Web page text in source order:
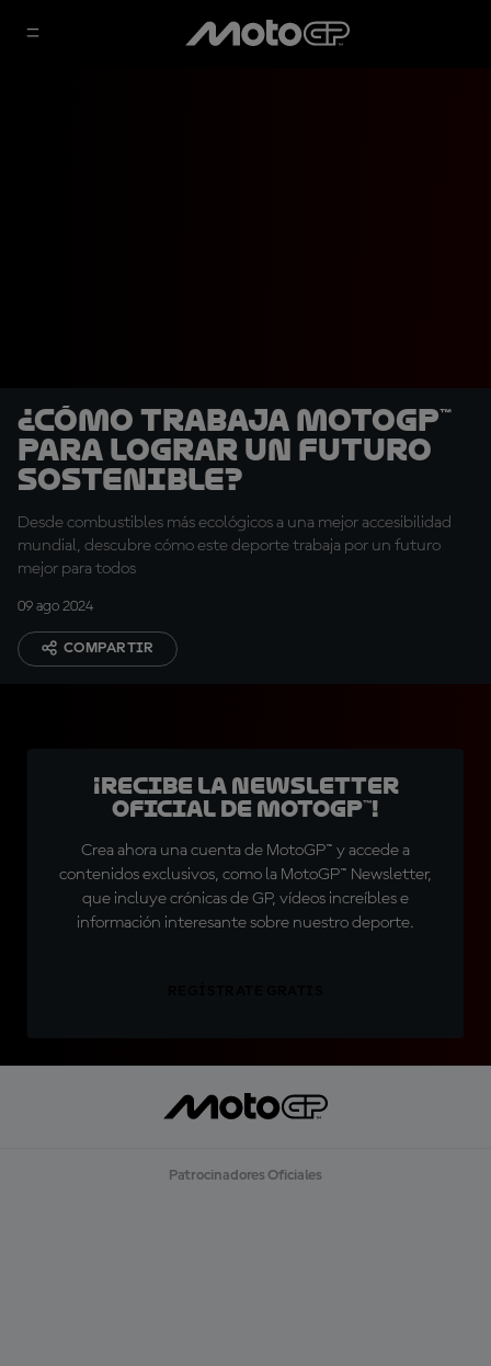
¿Cómo trabaja MotoGP™
para lograr un futuro
sostenible?
Desde combustibles más ecológicos a una mejor accesibilidad
mundial, descubre cómo este deporte trabaja por un futuro
mejor para todos
09 ago 2024
COMPARTIR
¡Recibe la Newsletter
oficial de MotoGP™!
Crea ahora una cuenta de MotoGP™ y accede a
contenidos exclusivos, como la MotoGP™ Newsletter,
que incluye crónicas de GP, vídeos increíbles e
información interesante sobre nuestro deporte.
Patrocinadores Oficiales